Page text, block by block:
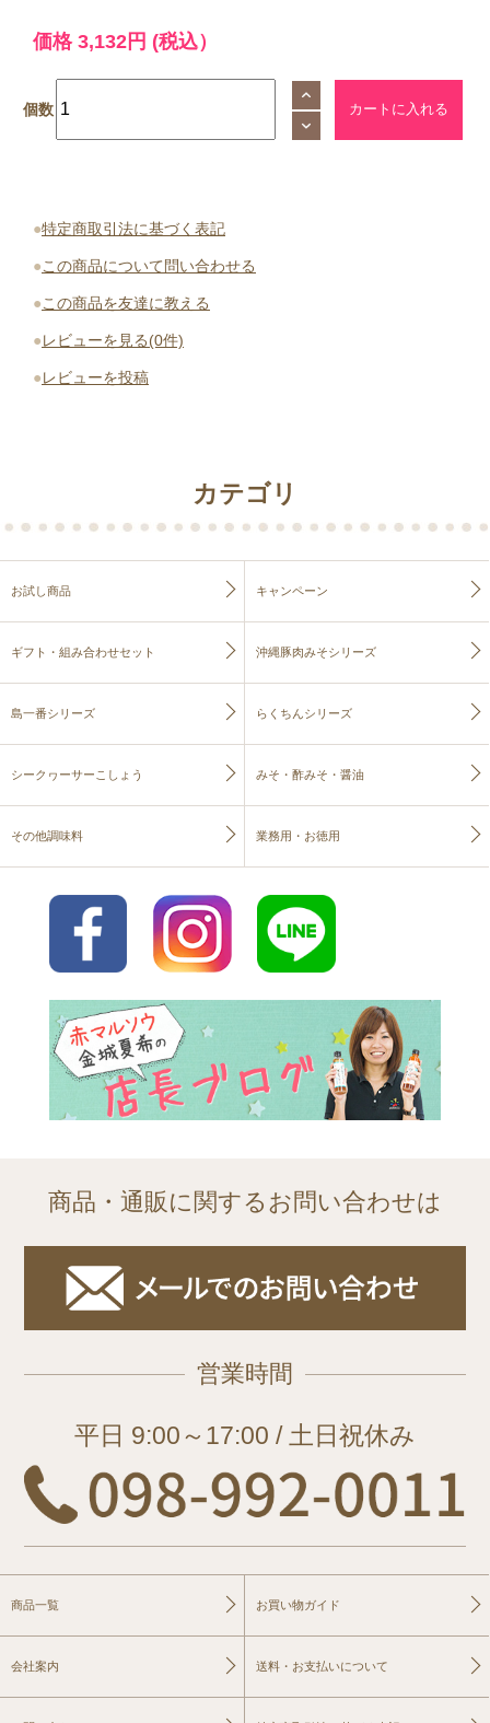
価格 3,132円 (税込）
個数
●特定商取引法に基づく表記
●この商品について問い合わせる
●この商品を友達に教える
●レビューを見る(0件)
●レビューを投稿
カテゴリ
お試し商品 キャンペーン
ギフト・組み合わせセット 沖縄豚肉みそシリーズ
島一番シリーズ らくちんシリーズ
シークヮーサーこしょう みそ・酢みそ・醤油
その他調味料 業務用・お徳用
商品・通販に関するお問い合わせは
営業時間
平日 9:00～17:00 / 土日祝休み
商品一覧 お買い物ガイド
会社案内 送料・お支払いについて